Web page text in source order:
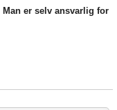
er selv ansvarlig for